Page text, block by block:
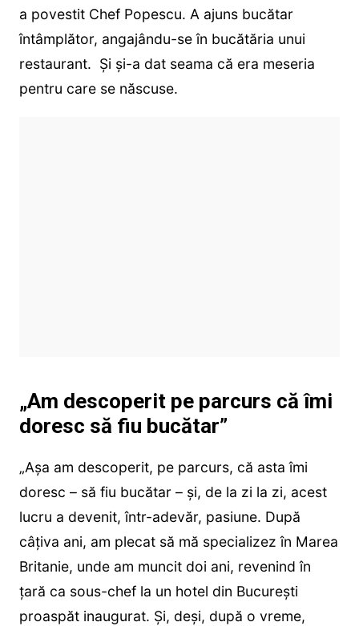
a povestit Chef Popescu. A ajuns bucătar
întâmplător, angajându-se în bucătăria unui
restaurant. Și și-a dat seama că era meseria
pentru care se născuse.
„Am descoperit pe parcurs că îmi
doresc să fiu bucătar”
„Așa am descoperit, pe parcurs, că asta îmi
doresc – să fiu bucătar – și, de la zi la zi, acest
lucru a devenit, într-adevăr, pasiune. După
câțiva ani, am plecat să mă specializez în Marea
Britanie, unde am muncit doi ani, revenind în
țară ca sous-chef la un hotel din București
proaspăt inaugurat. Și, deși, după o vreme,